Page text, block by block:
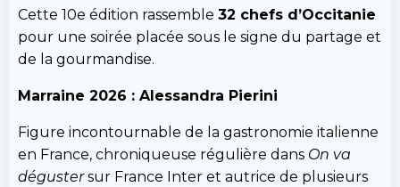
Cette 10e édition rassemble 32 chefs d’Occitanie
pour une soirée placée sous le signe du partage et
de la gourmandise.
Marraine 2026 : Alessandra Pierini
Figure incontournable de la gastronomie italienne
en France, chroniqueuse régulière dans On va
dégustersur France Inter et autrice de plusieurs